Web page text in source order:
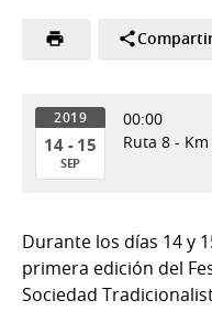
2019
14 - 15
SEP
15
de
Sep
00:00
Ruta 8 -
Durante los días 14 y
primera edición del
Sociedad